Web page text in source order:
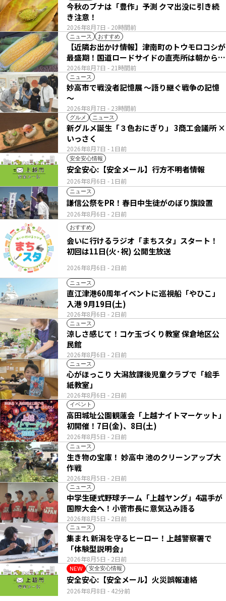
2026年8月7日 - 20時間前
今秋のブナは「豊作」予測 クマ出没に引き続
き注意！
ニュース おすすめ
2026年8月7日 - 21時間前
【近隣お出かけ情報】津南町のトウモロコシが
最盛期！国道ロードサイドの直売所は朝から長
い列
ニュース
2026年8月7日 - 23時間前
妙高市で戦没者記憶展 ～語り継ぐ戦争の記憶
～
グルメ ニュース
2026年8月7日 - 1日前
新グルメ誕生「３色おにぎり」 3商工会議所 ×
いっさく
安全安心情報
2026年8月6日 - 1日前
安全安心:【安全メール】行方不明者情報
ニュース
2026年8月6日 - 2日前
謙信公祭をPR！春日中生徒がのぼり旗設置
おすすめ
2026年8月6日 - 2日前
会いに行けるラジオ「まちスタ」スタート！
初回は11日(火･祝) 公開生放送
ニュース
2026年8月6日 - 2日前
直江津港60周年イベントに巡視船「やひこ」
入港 9月19日(土)
ニュース
2026年8月6日 - 2日前
涼しさ感じて！コケ玉づくり教室 保倉地区公
民館
ニュース
2026年8月6日 - 2日前
心がほっこり 大潟放課後児童クラブで「絵手
紙教室」
イベント
2026年8月5日 - 2日前
高田城址公園観蓮会「上越ナイトマーケット」
初開催！7日(金)、8日(土)
ニュース
2026年8月5日 - 2日前
生き物の宝庫！ 妙高中 池のクリーンアップ大
作戦
ニュース
2026年8月5日 - 2日前
中学生硬式野球チーム「上越ヤング」4選手が
国際大会へ！小菅市長に意気込み語る
ニュース
2026年8月5日 - 2日前
集まれ 新潟を守るヒーロー！上越警察署で
「体験型説明会」
NEW 安全安心情報
2026年8月8日 - 42分前
安全安心:【安全メール】火災誤報連絡